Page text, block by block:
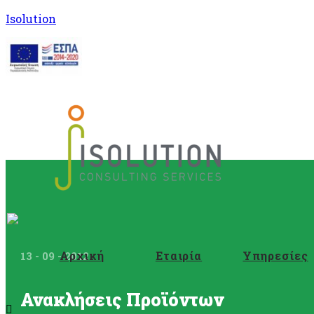
Isolution
Αρχική Εταιρία Υπηρεσίες
13 - 09 - 2012
Ανακλήσεις Προϊόντων